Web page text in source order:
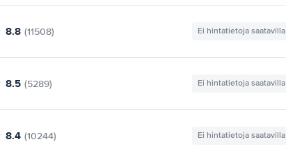
8.8 (11508) Ei hintatietoja saatavilla
8.5 (5289) Ei hintatietoja saatavilla
8.4 (10244) Ei hintatietoja saatavilla